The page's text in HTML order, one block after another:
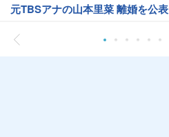
元TBSアナの山本里菜 離婚を公表